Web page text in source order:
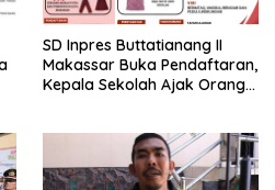
SD Inpres Buttatianang II
Makassar Buka Pendaftaran,
Kepala Sekolah Ajak Orang